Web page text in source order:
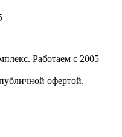
Работаем с 2005
офертой.